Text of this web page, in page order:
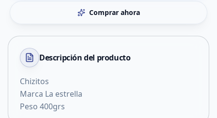
Comprar ahora
Descripción del producto
Chizitos
Marca La estrella
Peso 400grs